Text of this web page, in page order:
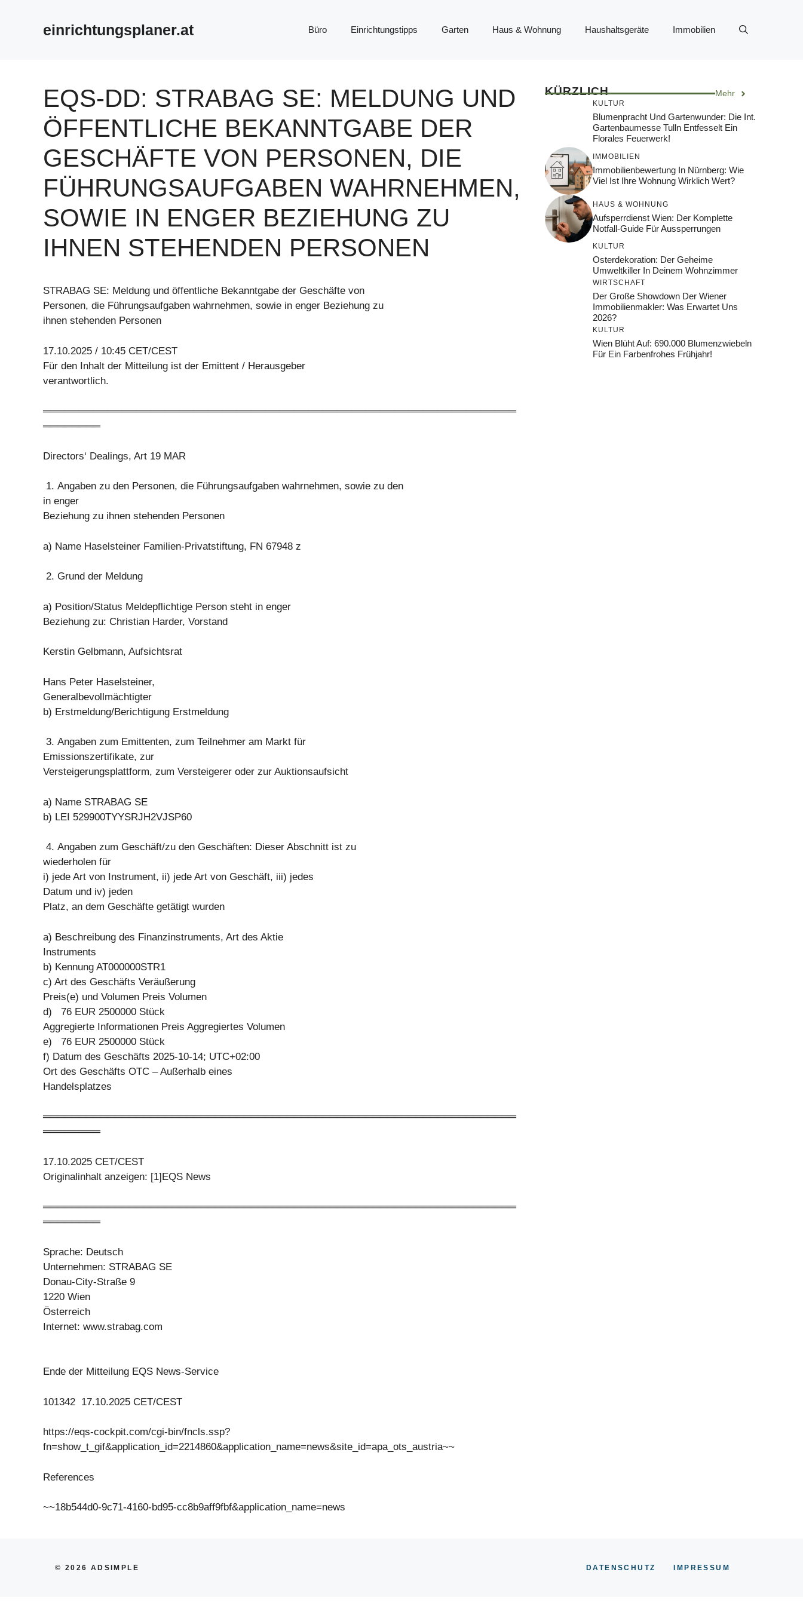
einrichtungsplaner.at Büro Einrichtungstipps Garten Haus & Wohnung Haushaltsgeräte Immobilien
EQS-DD: STRABAG SE: MELDUNG UND
ÖFFENTLICHE BEKANNTGABE DER
GESCHÄFTE VON PERSONEN, DIE
FÜHRUNGSAUFGABEN WAHRNEHMEN,
SOWIE IN ENGER BEZIEHUNG ZU
IHNEN STEHENDEN PERSONEN
STRABAG SE: Meldung und öffentliche Bekanntgabe der Geschäfte von
Personen, die Führungsaufgaben wahrnehmen, sowie in enger Beziehung zu
ihnen stehenden Personen
17.10.2025 / 10:45 CET/CEST
Für den Inhalt der Mitteilung ist der Emittent / Herausgeber
verantwortlich.
══════════════════════════════════════════════════════════════════
════════
Directors‘ Dealings, Art 19 MAR
1. Angaben zu den Personen, die Führungsaufgaben wahrnehmen, sowie zu den
in enger
Beziehung zu ihnen stehenden Personen
a) Name Haselsteiner Familien-Privatstiftung, FN 67948 z
2. Grund der Meldung
a) Position/Status Meldepflichtige Person steht in enger
Beziehung zu: Christian Harder, Vorstand
Kerstin Gelbmann, Aufsichtsrat
Hans Peter Haselsteiner,
Generalbevollmächtigter
b) Erstmeldung/Berichtigung Erstmeldung
3. Angaben zum Emittenten, zum Teilnehmer am Markt für
Emissionszertifikate, zur
Versteigerungsplattform, zum Versteigerer oder zur Auktionsaufsicht
a) Name STRABAG SE
b) LEI 529900TYYSRJH2VJSP60
4. Angaben zum Geschäft/zu den Geschäften: Dieser Abschnitt ist zu
wiederholen für
i) jede Art von Instrument, ii) jede Art von Geschäft, iii) jedes
Datum und iv) jeden
Platz, an dem Geschäfte getätigt wurden
a) Beschreibung des Finanzinstruments, Art des Aktie
Instruments
b) Kennung AT000000STR1
c) Art des Geschäfts Veräußerung
Preis(e) und Volumen Preis Volumen
d) 76 EUR 2500000 Stück
Aggregierte Informationen Preis Aggregiertes Volumen
e) 76 EUR 2500000 Stück
f) Datum des Geschäfts 2025-10-14; UTC+02:00
Ort des Geschäfts OTC – Außerhalb eines
Handelsplatzes
══════════════════════════════════════════════════════════════════
════════
17.10.2025 CET/CEST
Originalinhalt anzeigen: [1]EQS News
══════════════════════════════════════════════════════════════════
════════
Sprache: Deutsch
Unternehmen: STRABAG SE
Donau-City-Straße 9
1220 Wien
Österreich
Internet: www.strabag.com
Ende der Mitteilung EQS News-Service
101342 17.10.2025 CET/CEST
https://eqs-cockpit.com/cgi-bin/fncls.ssp?
fn=show_t_gif&application_id=2214860&application_name=news&site_id=apa_ots_austria~~
References
~~18b544d0-9c71-4160-bd95-cc8b9aff9fbf&application_name=news
KÜRZLICH Mehr
KULTUR
Blumenpracht Und Gartenwunder: Die Int.
Gartenbaumesse Tulln Entfesselt Ein
Florales Feuerwerk!
IMMOBILIEN
Immobilienbewertung In Nürnberg: Wie
Viel Ist Ihre Wohnung Wirklich Wert?
HAUS & WOHNUNG
Aufsperrdienst Wien: Der Komplette
Notfall-Guide Für Aussperrungen
KULTUR
Osterdekoration: Der Geheime
Umweltkiller In Deinem Wohnzimmer
WIRTSCHAFT
Der Große Showdown Der Wiener
Immobilienmakler: Was Erwartet Uns
2026?
KULTUR
Wien Blüht Auf: 690.000 Blumenzwiebeln
Für Ein Farbenfrohes Frühjahr!
© 2026 ADSIMPLE DATENSCHUTZ IMPRESSUM